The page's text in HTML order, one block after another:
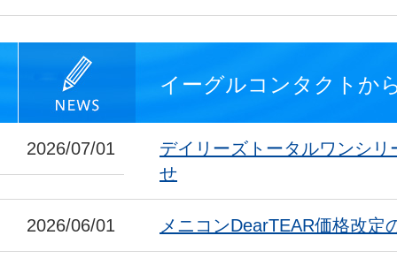
イーグルコンタクトか
2026/07/01
デイリーズトータルワンシ
せ
2026/06/01 メニコンDearTEAR価格改定